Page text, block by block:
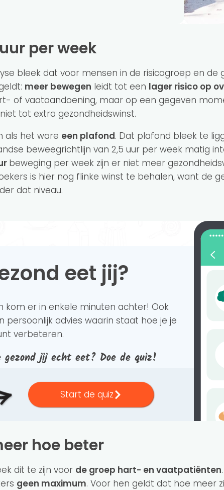
uur per week
bleek dat voor mensen in de risicogroep en
meer bewegen leidt tot een lager risico op
of vaataandoening, maar op een gegeven
tot extra gezondheidswinst.
als het ware een plafond. Dat plafond bleek te
beweegrichtlijn van 2,5 uur per week matig
beweging per week zijn er niet meer
is hier nog flinke winst te behalen, want de
dat niveau.
eet jij?
kom er in enkele minuten achter! Ook
persoonlijk advies waarin staat hoe je je
verbeteren.
gezond jij echt eet? Doe de quiz!
Start de quiz
hoe beter
dit te zijn voor de groep hart- en vaatpatiënten
geen maximum. Voor hen geldt dat hoe meer